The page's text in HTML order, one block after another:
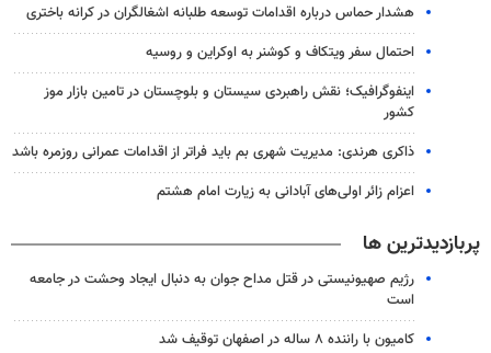
هشدار حماس درباره اقدامات توسعه طلبانه اشغالگران در کرانه باختری
احتمال سفر ویتکاف و کوشنر به اوکراین و روسیه
اینفوگرافیک؛ نقش راهبردی سیستان و بلوچستان در تامین بازار موز
کشور
ذاکری هرندی: مدیریت شهری بم باید فراتر از اقدامات عمرانی روزمره باشد
اعزام زائر اولی‌های آبادانی به زیارت امام هشتم
پربازدیدترین ها
رژیم صهیونیستی در قتل مداح جوان به دنبال ایجاد وحشت در جامعه
است
کامیون با راننده ۸ ساله در اصفهان توقیف شد